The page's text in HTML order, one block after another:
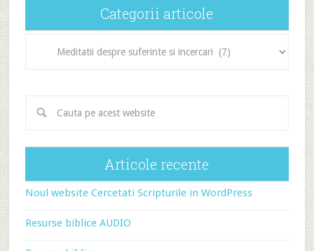
Categorii articole
articole
Articole recente
Noul website Cercetati Scripturile in WordPress
Resurse biblice AUDIO